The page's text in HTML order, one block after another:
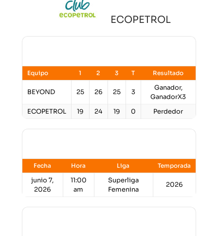
ECOPETROL
Equipo 1 2 3 T Resultado
BEYOND 25 26 25 3
Ganador,
GanadorX3
ECOPETROL
19 24 19 0 Perdedor
Fecha Hora Liga Temporada
junio 7,
2026
11:00
am
Superliga
Femenina
2026